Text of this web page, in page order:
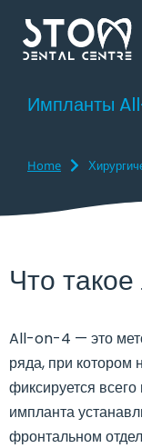
Импланты
You are here:
Home
Что
All-on-4 — это
ряда, при котором
фиксируется
импланта
фронтальном